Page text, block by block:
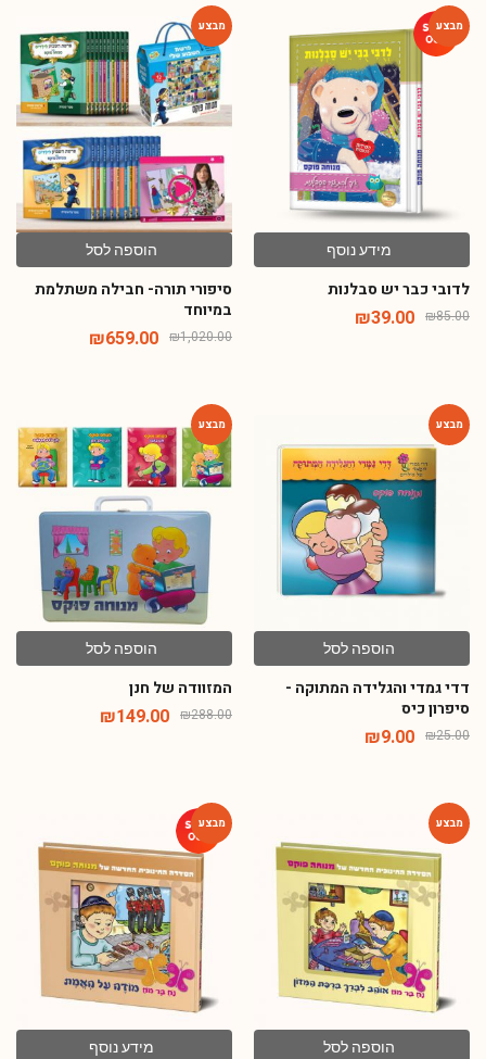
מידע נוסף
לדובי כבר יש סבלנות
₪85.00
₪39.00
-35%
הוספה לסל
סיפורי תורה- חבילה משתלמת
במיוחד
₪1,020.00
₪659.00
הוספה לסל
דדי גמדי והגלידה המתוקה -
סיפרון כיס
₪25.00
₪9.00
-48%
הוספה לסל
המזוודה של חנן
₪288.00
₪149.00
הוספה לסל מידע נוסף